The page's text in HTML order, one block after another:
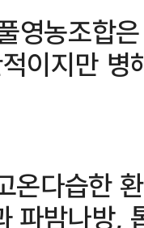
영농조합
이지만
온다습한
파밤나방,